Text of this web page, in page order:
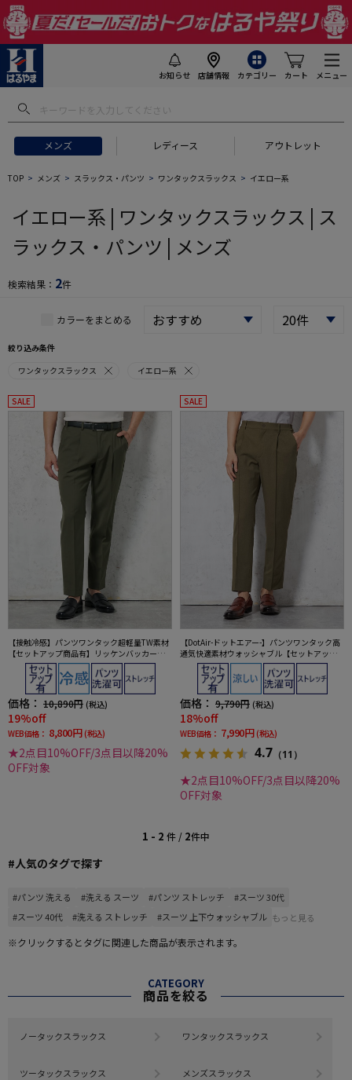
お知らせ 店舗情報 カテゴリー カート メニュー
メンズ レディース アウトレット
フトにおすすめ #セットアップ スーツ
TOP メンズ スラックス・パンツ ワンタックスラックス イエロー系
イエロー系 | ワンタックスラックス | ス
ラックス・パンツ | メンズ
検索結果： 2件
カラーをまとめる
絞り込み条件
ワンタックスラックス
イエロー系
SALE
【接触冷感】パンツワンタック超軽量TW素材
【セットアップ商品有】リッケンバッカーブ
ラック春夏
価格： 10,890円 (税込)
19%off
WEB価格： 8,800円 (税込)
★2点目10%OFF/3点目以降20%
OFF対象
SALE
【DotAir-ドットエアー-】パンツワンタック高
通気快適素材ウォッシャブル【セットアップ
商品有】TOKYORUN
価格： 9,790円 (税込)
18%off
WEB価格： 7,990円 (税込)
4.7 （11）
★2点目10%OFF/3点目以降20%
OFF対象
1 - 2 件 / 2件中
#人気のタグで探す
#パンツ 洗える #洗える スーツ #パンツ ストレッチ
#スーツ 30代
#スーツ 40代
#洗える ストレッチ #スーツ 上下ウォッシャブル もっと見る
※クリックするとタグに関連した商品が表示されます。
CATEGORY
商品を絞る
ノータックスラックス ワンタックスラックス
ツータックスラックス メンズスラックス